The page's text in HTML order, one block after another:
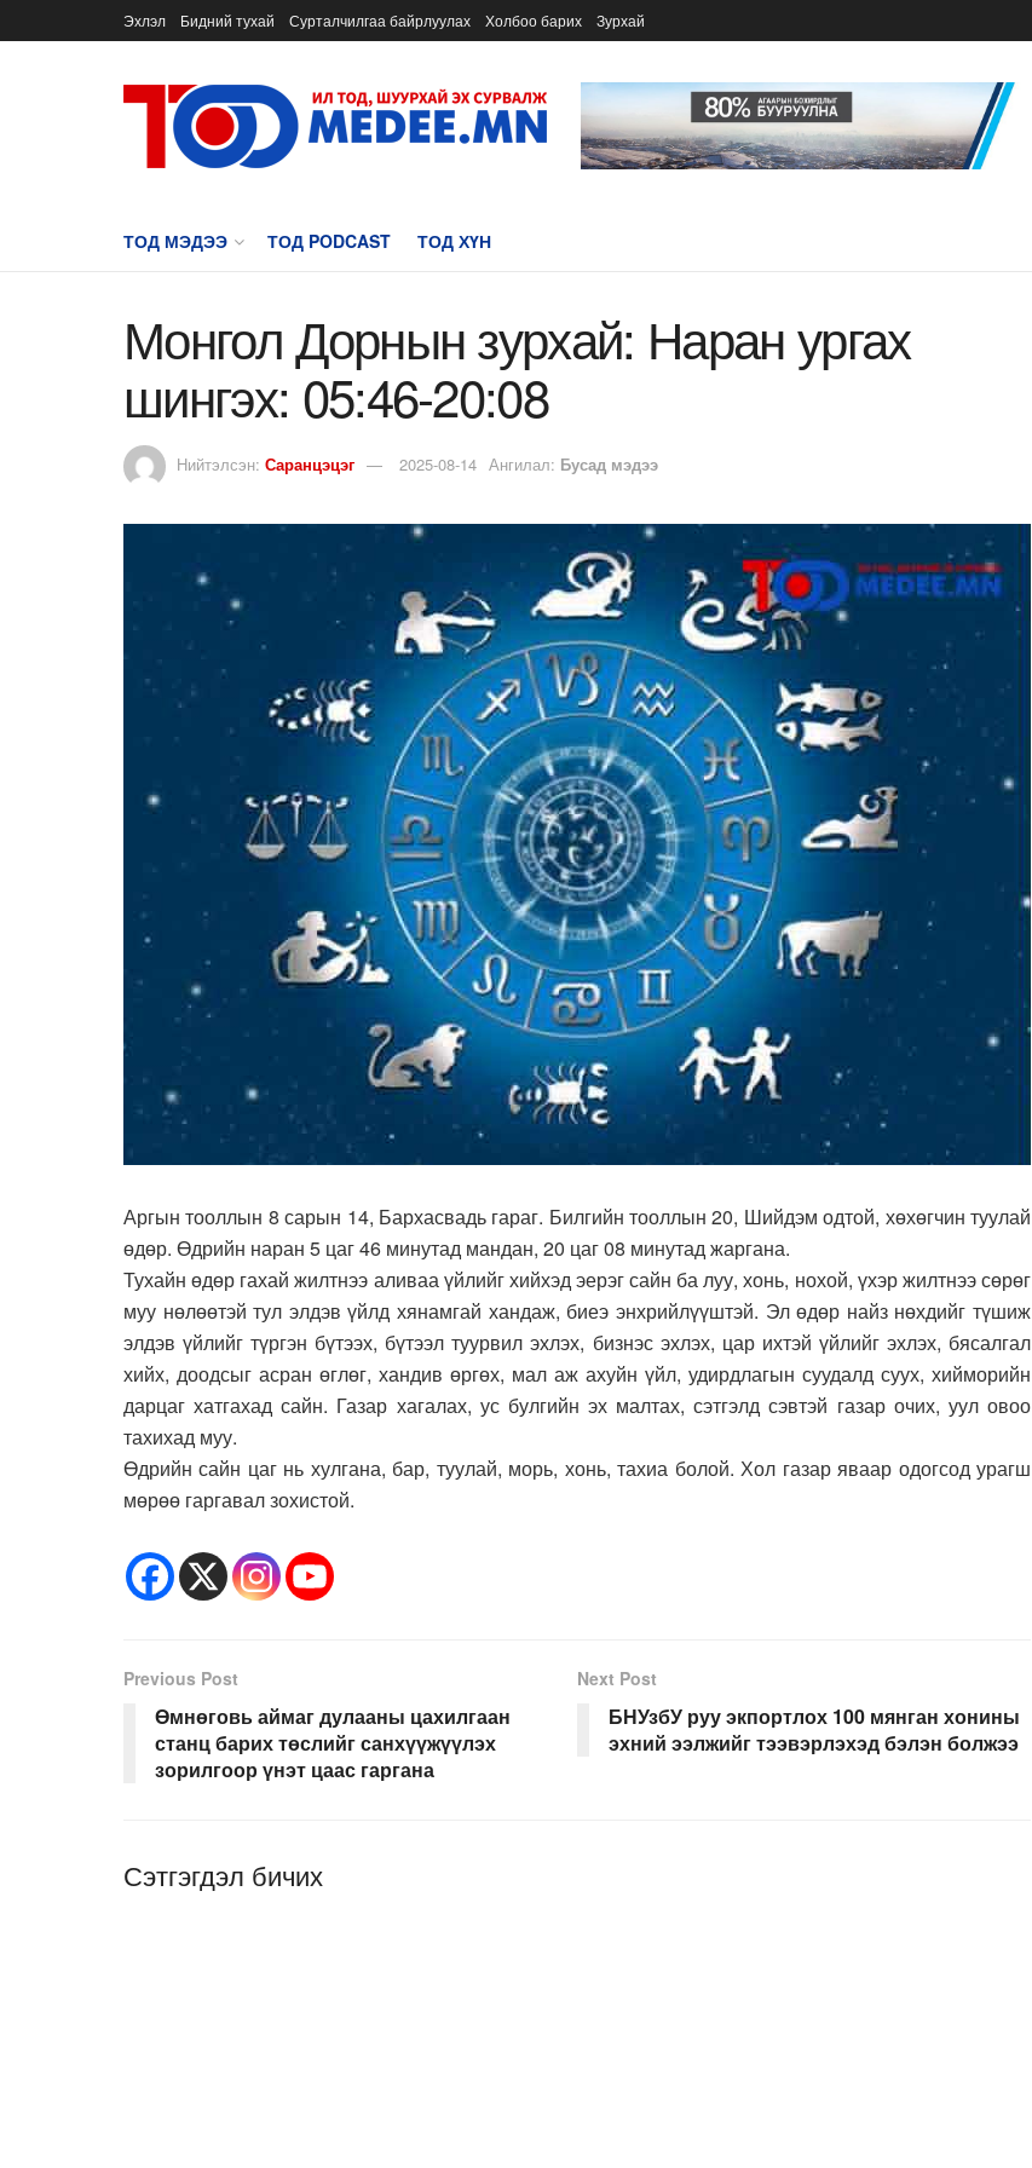
Эхлэл Бидний тухай Сурталчилгаа байрлуулах Холбоо барих Зурхай
ТОД МЭДЭЭ ТОД PODCAST ТОД ХҮН
Монгол Дорнын зурхай: Наран ургах
шингэх: 05:46-20:08
Нийтэлсэн: Саранцэцэг 2025-08-14 Ангилал: Бусад мэдээ
Аргын тооллын 8 сарын 14, Бархасвадь гараг. Билгийн тооллын 20, Шийдэм одтой, хөхөгчин туулай
өдөр. Өдрийн наран 5 цаг 46 минутад мандан, 20 цаг 08 минутад жаргана.
Тухайн өдөр гахай жилтнээ аливаа үйлийг хийхэд эерэг сайн ба луу, хонь, нохой, үхэр жилтнээ сөрөг
муу нөлөөтэй тул элдэв үйлд хянамгай хандаж, биеэ энхрийлүүштэй. Эл өдөр найз нөхдийг түшиж
элдэв үйлийг түргэн бүтээх, бүтээл туурвил эхлэх, бизнэс эхлэх, цар ихтэй үйлийг эхлэх, бясалгал
хийх, доодсыг асран өглөг, хандив өргөх, мал аж ахуйн үйл, удирдлагын суудалд суух, хийморийн
дарцаг хатгахад сайн. Газар хагалах, ус булгийн эх малтах, сэтгэлд сэвтэй газар очих, уул овоо
тахихад муу.
Өдрийн сайн цаг нь хулгана, бар, туулай, морь, хонь, тахиа болой. Хол газар яваар одогсод урагш
мөрөө гаргавал зохистой.
Previous Post
Өмнөговь аймаг дулааны цахилгаан
станц барих төслийг санхүүжүүлэх
зорилгоор үнэт цаас гаргана
Next Post
БНУзбУ руу экпортлох 100 мянган хонины
эхний ээлжийг тээвэрлэхэд бэлэн болжээ
Сэтгэгдэл бичих